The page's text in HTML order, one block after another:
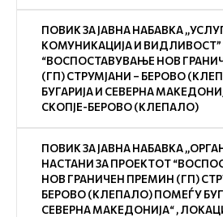
ПОВИК ЗА ЈАВНА НАБАВКА
КОМУНИКАЦИЈА И ВИДЛИВОСТ”
“ВОСПОСТАВУВАЊЕ НОВ
(ГП) СТРУМЈАНИ – БЕРОВО
БУГАРИЈА И СЕВЕРНА
СКОПЈЕ-БЕРОВО (КЛЕПАЛО)
ПОВИК ЗА ЈАВНА НАБАВКА
НАСТАНИ ЗА ПРОЕКТОТ
НОВ ГРАНИЧЕН ПРЕМИН (ГП)
БЕРОВО (КЛЕПАЛО) ПОМЕЃУ
СЕВЕРНА МАКЕДОНИЈА“ ,